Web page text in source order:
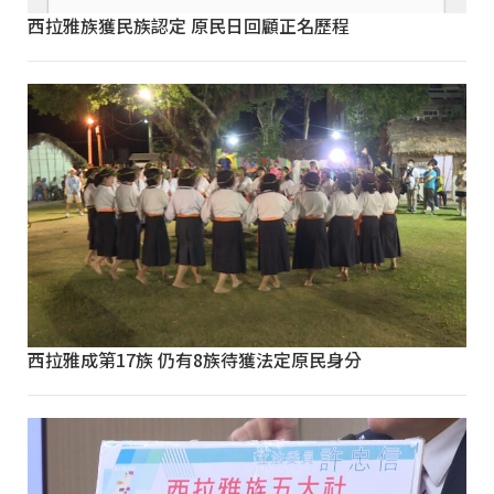
西拉雅族獲民族認定 原民日回顧正名歷程
西拉雅成第17族 仍有8族待獲法定原民身分